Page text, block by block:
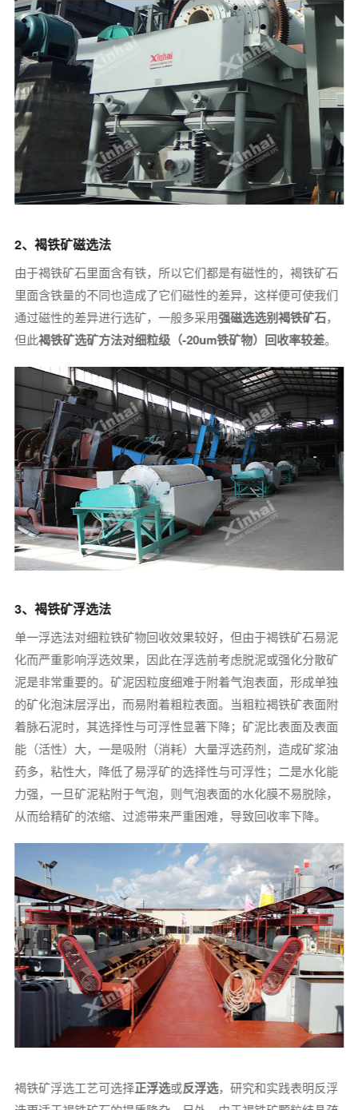
2、褐铁矿磁选法
由于褐铁矿石里面含有铁，所以它们都是有磁性的，褐铁矿石
里面含铁量的不同也造成了它们磁性的差异，这样便可使我们
通过磁性的差异进行选矿，一般多采用强磁选选别褐铁矿石，
但此褐铁矿选矿方法对细粒级（-20um铁矿物）回收率较差。
3、褐铁矿浮选法
单一浮选法对细粒铁矿物回收效果较好，但由于褐铁矿石易泥
化而严重影响浮选效果，因此在浮选前考虑脱泥或强化分散矿
泥是非常重要的。矿泥因粒度细难于附着气泡表面，形成单独
的矿化泡沫层浮出，而易附着粗粒表面。当粗粒褐铁矿表面附
着脉石泥时，其选择性与可浮性显著下降；矿泥比表面及表面
能（活性）大，一是吸附（消耗）大量浮选药剂，造成矿浆油
药多，粘性大，降低了易浮矿的选择性与可浮性；二是水化能
力强，一旦矿泥粘附于气泡，则气泡表面的水化膜不易脱除，
从而给精矿的浓缩、过滤带来严重困难，导致回收率下降。
褐铁矿浮选工艺可选择正浮选或反浮选，研究和实践表明反浮